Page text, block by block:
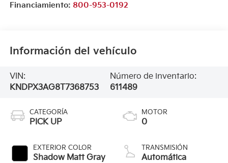
Financiamiento: 800-953-0192
Información del vehículo
VIN:
KNDPX3AG8T7368753
Número de inventario:
611489
CATEGORÍA
PICK UP
EXTERIOR COLOR
Shadow Matt Gray
MOTOR
0
TRANSMISIÓN
Automática